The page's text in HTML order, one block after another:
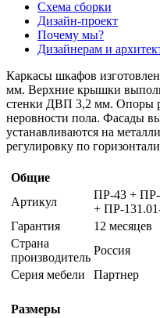
Схема сборки
Дизайн-проект
Почему мы?
Дизайнерам и
Каркасы шкафов
мм. Верхние крышки
стенки ДВП 3,2 мм. Опоры
неровности пола. Фасады
устанавливаются на
регулировку по
Общие
Артикул
ПР-43 + ПР-
+ ПР-
Гарантия
12 месяцев
Страна
производитель
Россия
Серия мебели
Партнер
Размеры